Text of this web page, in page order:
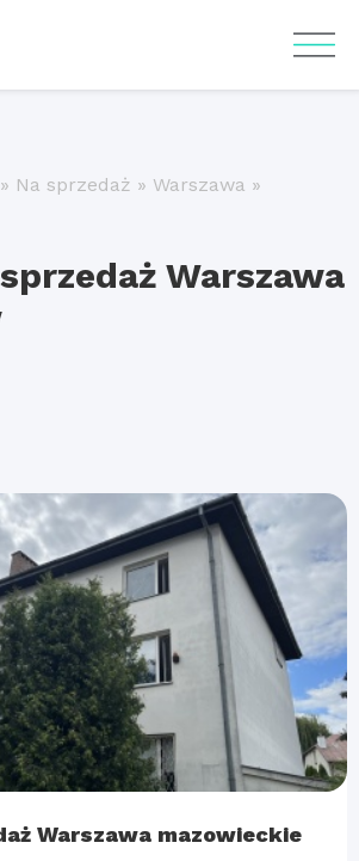
» Na sprzedaż » Warszawa »
Warszawa
Warszawa mazowieckie